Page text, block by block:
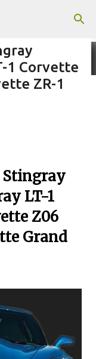
1 Corvette
ZR-1
LT-1
Z06
Grand